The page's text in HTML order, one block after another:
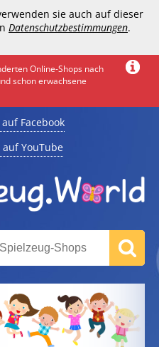
sie auch auf dieser
Datenschutzbestimmungen.
Online-Shops nach
schon erwachsene
Facebook
auf YouTube